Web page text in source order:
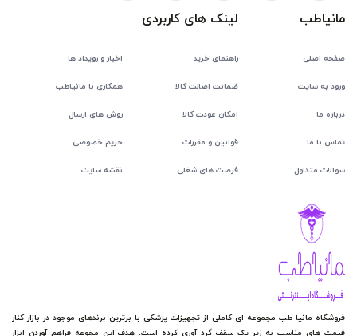
مانیاطب
صفحه اصلی
ورود به سایت
درباره ما
تماس با ما
سوالات متداول
لینک های کاربردی
راهنمای خرید اخبار و رویداد ها
ضمانت اصالت کالا همکاری با مانیاطب
امکان عودت کالا روش های ارسال
قوانین و مقررات حریم خصوصی
فرصت های شغلی نقشه سایت
فروشگاه مانیا طب مجموعه ای کاملی از تجهیزات پزشکی با برترین برندهای موجود در بازار کنار
قیمت های مناسب به زیر یک سقف گرد آوری کرده است. هدف این مجوعه فراهم آوردن ابزار